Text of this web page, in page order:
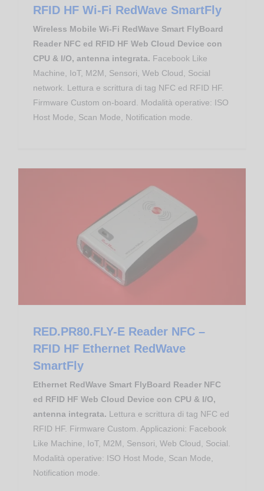
RFID HF Wi-Fi RedWave SmartFly
Wireless Mobile Wi-Fi RedWave Smart FlyBoard
Reader NFC ed RFID HF Web Cloud Device con
CPU & I/O, antenna integrata. Facebook Like
Machine, IoT, M2M, Sensori, Web Cloud, Social
network. Lettura e scrittura di tag NFC ed RFID HF.
Firmware Custom on-board. Modalità operative: ISO
Host Mode, Scan Mode, Notification mode.
RED.PR80.FLY-E Reader NFC –
RFID HF Ethernet RedWave
SmartFly
Ethernet RedWave Smart FlyBoard Reader NFC
ed RFID HF Web Cloud Device con CPU & I/O,
antenna integrata. Lettura e scrittura di tag NFC ed
RFID HF. Firmware Custom. Applicazioni: Facebook
Like Machine, IoT, M2M, Sensori, Web Cloud, Social.
Modalità operative: ISO Host Mode, Scan Mode,
Notification mode.